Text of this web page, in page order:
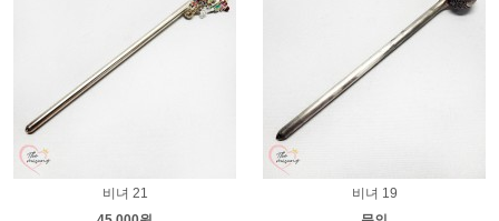
비녀 21
비녀 19